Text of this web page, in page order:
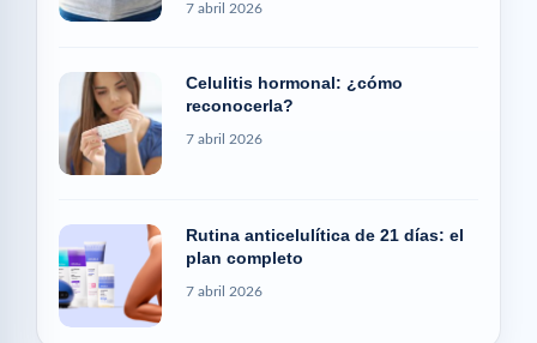
7 abril 2026
Celulitis hormonal: ¿cómo
reconocerla?
7 abril 2026
Rutina anticelulítica de 21 días: el
plan completo
7 abril 2026